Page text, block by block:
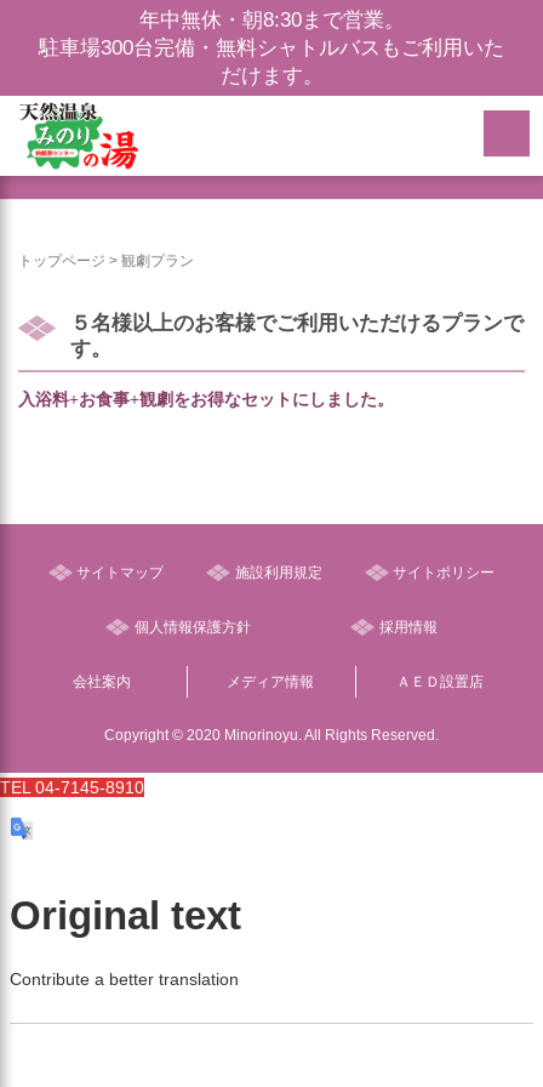
年中無休・朝8:30まで営業。
駐車場300台完備・無料シャトルバスもご利用いた
だけます。
観劇プラン
トップページ > 観劇プラン
５名様以上のお客様でご利用いただけるプランで
す。
入浴料+お食事+観劇をお得なセットにしました。
サイトマップ 施設利用規定 サイトポリシー
個人情報保護方針 採用情報
会社案内 メディア情報 ＡＥＤ設置店
Copyright © 2020 Minorinoyu. All Rights Reserved.
TEL 04-7145-8910
Original text
Contribute a better translation